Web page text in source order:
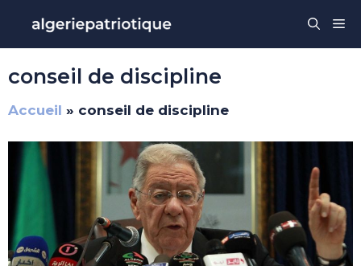
contenu
conseil de discipline
Accueil » conseil de discipline